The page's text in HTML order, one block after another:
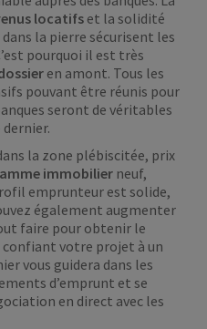
locatifs et la solidité
la pierre sécurisent les
pourquoi il est très
en amont. Tous les
pouvant être réunis pour
seront de véritables
la zone plébiscitée, prix
immobilier neuf,
emprunteur est solide,
également augmenter
faire pour obtenir le
votre projet à un
vous guidera dans les
d’emprunt et se
en direct avec les